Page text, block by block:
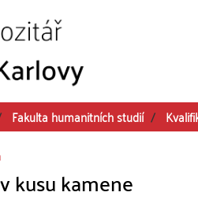
Fakulta humanitních studií
kusu kamene